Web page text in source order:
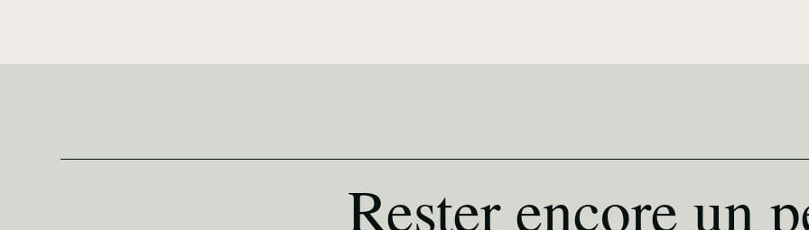
Rester encore un